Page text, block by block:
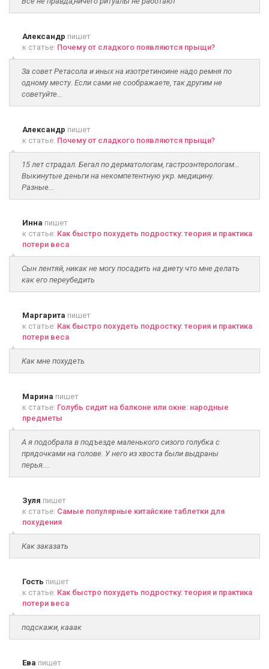
Александр пишет
к статье: Почему от сладкого появляются прыщи?
За совет Ретасола и иных на изотретиноине надо ремня по
одному месту. Если сами не соображаете, так другим не
советуйте...
Александр пишет
к статье: Почему от сладкого появляются прыщи?
15 лет страдал. Бегал по дерматологам, гастроэнтерологам...
Выкинутые деньги на некомпетентную укр. медицину.
Разные...
Инна пишет
к статье: Как быстро похудеть подростку: теория и практика
потери веса
Сын лентяй, никак не могу посадить на диету.что мне делать
как его переубедить
Маргарита пишет
к статье: Как быстро похудеть подростку: теория и практика
потери веса
Как мне похудеть
Марина пишет
к статье: Голубь сидит на балконе или окне: народные
предметы
А я подобрала в подъезде маленького сизого голубка с
прядочками на голове. У него из хвоста были выдраны
перья....
Зуля пишет
к статье: Самые популярные китайские таблетки для
похудения
Как заказать
Гость пишет
к статье: Как быстро похудеть подростку: теория и практика
потери веса
подскажи, кааак
Ева пишет